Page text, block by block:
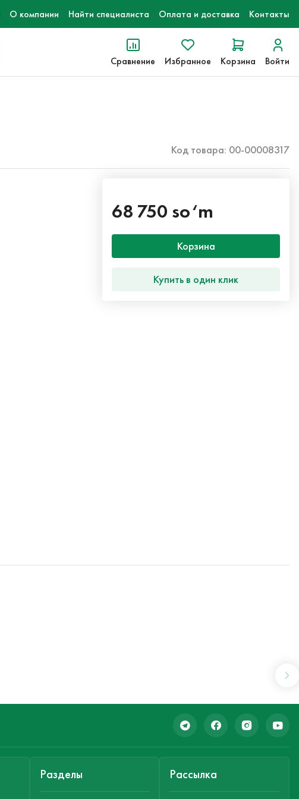
О компании Найти специалиста Оплата и доставка Контакты
Сравнение Избранное Корзина Войти
Код товара: 00-00008317
68 750 so‘m
Корзина
Купить в один клик
Разделы Рассылка